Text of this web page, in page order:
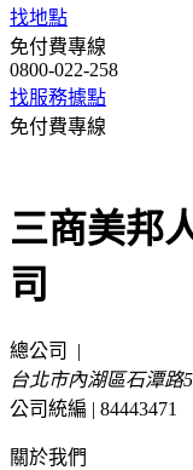
找地點
免付費專線
0800-022-258
找服務據點
免付費專線
三商美邦
司
總公司
|
台北市內湖區石潭路
公司統編 | 84443471
關於我們